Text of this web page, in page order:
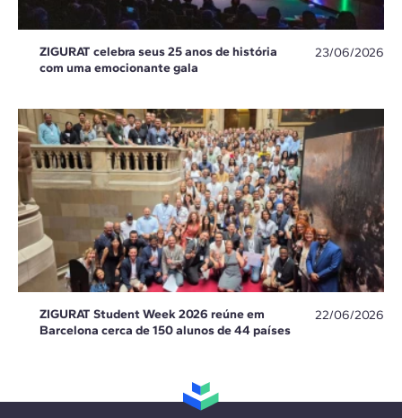
ZIGURAT celebra seus 25 anos de história
com uma emocionante gala
23/06/2026
ZIGURAT Student Week 2026 reúne em
Barcelona cerca de 150 alunos de 44 países
22/06/2026